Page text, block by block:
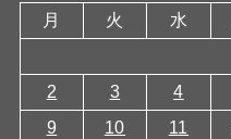
月
火 水
2
3 4
9
10 11